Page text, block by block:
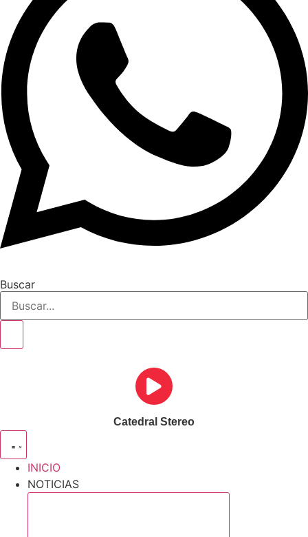
Buscar
Catedral Stereo
INICIO
NOTICIAS